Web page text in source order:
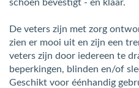
schoen bevestigt - en klaar.
De veters zijn met zorg
zien er mooi uit en zijn een
veters zijn door iedereen te
beperkingen, blinden en/of
Geschikt voor éénhandig